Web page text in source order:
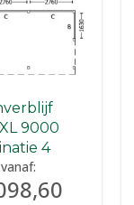
9000
4